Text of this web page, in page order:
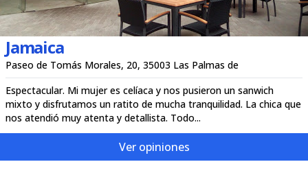
Jamaica
Paseo de Tomás Morales, 20, 35003 Las Palmas de
Espectacular. Mi mujer es celíaca y nos pusieron un sanwich
mixto y disfrutamos un ratito de mucha tranquilidad. La chica que
nos atendió muy atenta y detallista. Todo...
Ver opiniones